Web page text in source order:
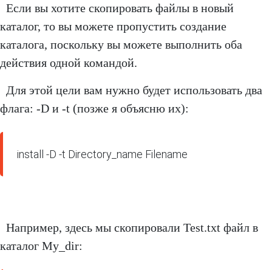
Если вы хотите скопировать файлы в новый
каталог, то вы можете пропустить создание
каталога, поскольку вы можете выполнить оба
действия одной командой.
Для этой цели вам нужно будет использовать два
флага: -D и -t (позже я объясню их):
install -D -t Directory_name Filename
Например, здесь мы скопировали Test.txt файл в
каталог My_dir: